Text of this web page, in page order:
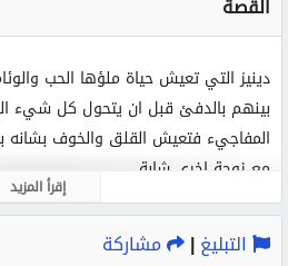
الكلمات الدلالية :
البحر الذي في قلبي
مسلسل
البحر الذي في قلبي الموسم الثاني
البحر الذي في قلبي الموسم 2 حلقة 3
البحر الذي في قلبي 2 الحلقة 3 قصة عشق
مسلسل البحر الذي في قلبي الموسم
البحر الذي في قلبي الموسم 2 الحلقة 3 مترجم
مسلسل البحر الذي في قلبي 2 الحلقة 3
القصة
دينيز التي تعيش حياة ملؤها الحب
بينهم بالدفئ قبل ان يتحول كل شيء
المفاجيء فتعيش القلق والخوف بشانه
مع زوجة اخرى شابة
إقرأ المزيد
التبليغ| مشاركة